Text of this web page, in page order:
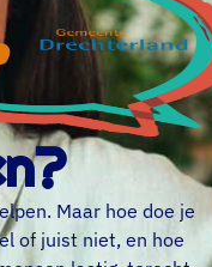
Maar hoe doe je
of juist niet, en hoe